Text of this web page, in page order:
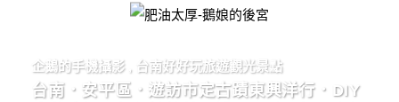
肥油太厚-鵝娘的後宮
企鵝的手機攝影 台南好好玩旅遊觀光景點
台南．安平區．遊訪市定古蹟東興洋行．DIY